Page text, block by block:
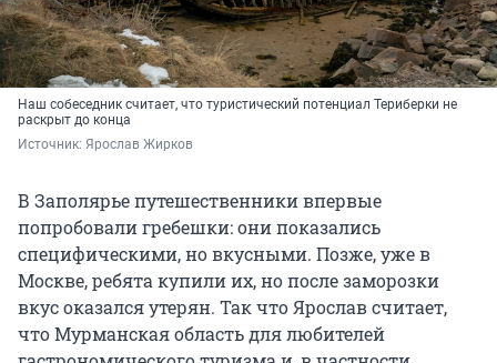
Наш собеседник считает, что туристический потенциал Териберки не
раскрыт до конца
Источник: Ярослав Жирков
В Заполярье путешественники впервые
попробовали гребешки: они показались
специфическими, но вкусными. Позже, уже в
Москве, ребята купили их, но после заморозки
вкус оказался утерян. Так что Ярослав считает,
что Мурманская область для любителей